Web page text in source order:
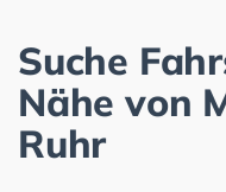
Suche
Nähe von
Ruhr